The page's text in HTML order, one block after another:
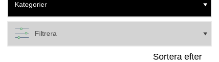
Kategorier
Filtrera
Sortera efter